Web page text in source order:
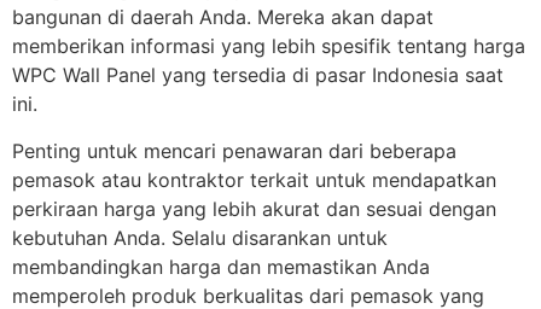
bangunan di daerah Anda. Mereka akan dapat
memberikan informasi yang lebih spesifik tentang harga
WPC Wall Panel yang tersedia di pasar Indonesia saat
ini.
Penting untuk mencari penawaran dari beberapa
pemasok atau kontraktor terkait untuk mendapatkan
perkiraan harga yang lebih akurat dan sesuai dengan
kebutuhan Anda. Selalu disarankan untuk
membandingkan harga dan memastikan Anda
memperoleh produk berkualitas dari pemasok yang